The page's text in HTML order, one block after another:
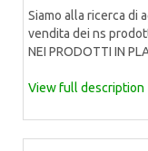
Siamo alla ricerca di
vendita dei ns
NEI PRODOTTI IN
View full description